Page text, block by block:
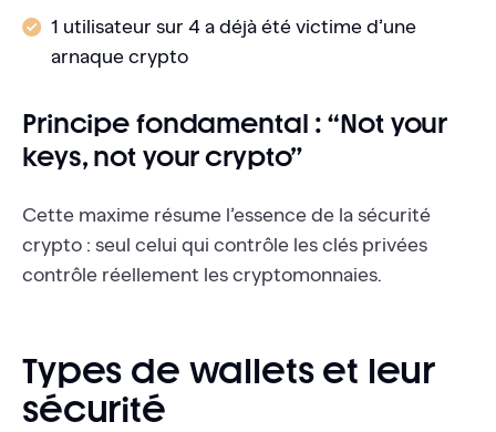
1 utilisateur sur 4 a déjà été victime d’une
arnaque crypto
Principe fondamental : “Not your
keys, not your crypto”
Cette maxime résume l’essence de la sécurité
crypto : seul celui qui contrôle les clés privées
contrôle réellement les cryptomonnaies.
Types de wallets et leur
sécurité